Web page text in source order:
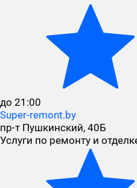
до 21:00
Super-remont.by
пр-т Пушкинский, 40Б
Услуги по ремонту и